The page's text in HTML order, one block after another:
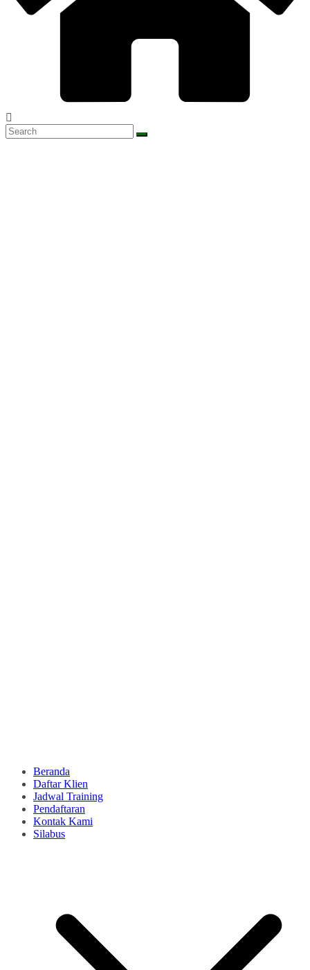
Beranda
Daftar Klien
Jadwal Training
Pendaftaran
Kontak Kami
Silabus